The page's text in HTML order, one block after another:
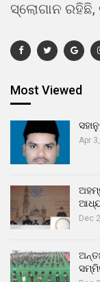
ସ୍ଲୋଗାନ
Most Viewed
Apr
Dec